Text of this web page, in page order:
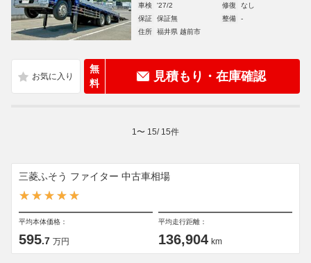
車検
'27/2 修復
なし
保証
保証無 整備
-
住所
福井県 越前市
無
料
見積もり・在庫確認
1 〜 15/ 15件
三菱ふそう ファイター 中古車相場
平均本体価格：
595.7 万円
平均走行距離：
136,904 km